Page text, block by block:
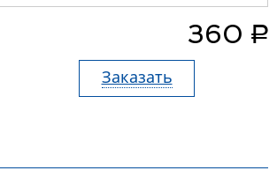
360 руб.
Заказать